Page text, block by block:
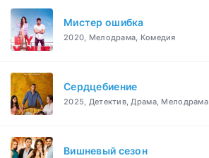
Мистер ошибка
2020, Мелодрама, Комедия
Сердцебиение
2025, Детектив, Драма, Мелодрама
Вишневый сезон